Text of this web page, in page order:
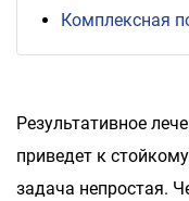
Комплексная
Результативное
приведет к
задача непростая.